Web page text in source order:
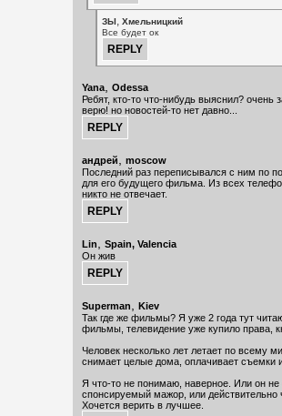
ЗЫ, Хмельницкий
Все будет ок
Yana, Odessa
Ребят, кто-то что-нибудь выяснил?
верю! но новостей-то нет давно...
андрей, moscow
Последний раз переписывался с ним по
для его будущего фильма. Из всех
никто не отвечает.
Lin, Spain, Valencia
Он жив
Superman, Kiev
Так где же фильмы? Я уже 2 года тут
фильмы, телевидение уже купило права,
Человек несколько лет летает по всему
снимает целые дома, оплачивает съемки
Я что-то не понимаю, наверное. Или он
спонсируемый мажор, или действительно
Хочется верить в лучшее.